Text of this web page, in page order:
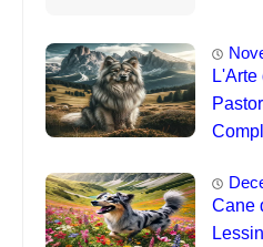
Cane